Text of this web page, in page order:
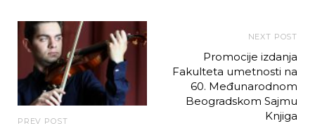
PREV POST
NEXT POST
Promocije izdanja
Fakulteta umetnosti na
60. Međunarodnom
Beogradskom Sajmu
Knjiga